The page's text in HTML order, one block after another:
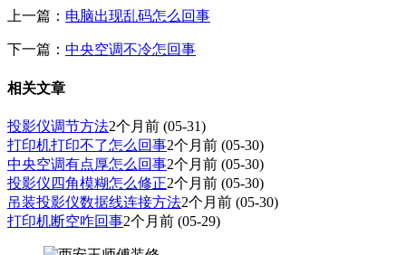
上一篇： 电脑出现乱码怎么回事
下一篇： 中央空调不冷怎回事
相关文章
投影仪调节方法2个月前 (05-31)
打印机打印不了怎么回事2个月前 (05-30)
中央空调有点厚怎么回事2个月前 (05-30)
投影仪四角模糊怎么修正2个月前 (05-30)
吊装投影仪数据线连接方法2个月前 (05-30)
打印机断空咋回事2个月前 (05-29)